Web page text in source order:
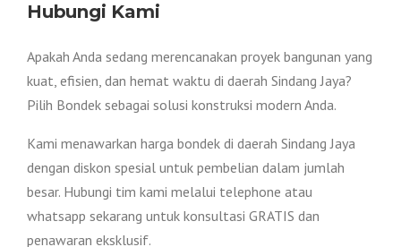
Hubungi Kami
Apakah Anda sedang merencanakan proyek bangunan yang
kuat, efisien, dan hemat waktu di daerah Sindang Jaya?
Pilih Bondek sebagai solusi konstruksi modern Anda.
Kami menawarkan harga bondek di daerah Sindang Jaya
dengan diskon spesial untuk pembelian dalam jumlah
besar. Hubungi tim kami melalui telephone atau
whatsapp sekarang untuk konsultasi GRATIS dan
penawaran eksklusif.